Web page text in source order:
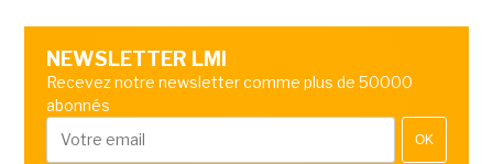
NEWSLETTER LMI
Recevez notre newsletter comme plus de 50000
abonnés
OK